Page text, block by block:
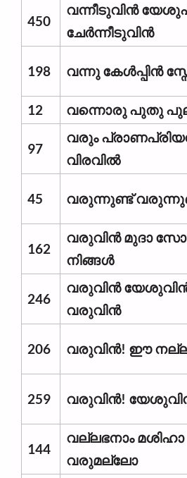
450
വന്നീടുവിൻ
ചേർന്നീടുവിൻ
198 വന്നു കേൾപ്പിൻ
12
വന്നൊരു പുതു
97
വരും
വിരവിൽ
45 വരുന്നുണ്ട്
162
വരുവിൻ മുദാ
നിങ്ങൾ
246
വരുവിൻ യേശുവിൻ
വരുവിൻ
206 വരുവിൻ! ഈ
259 വരുവിൻ!
144
വല്ലഭനാം മശിഹാ
വരുമല്ലോ